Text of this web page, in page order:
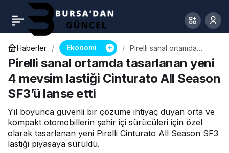
Haberler Ekonomi
Pirelli sanal ortamda
tasarlanan yeni 4 mevsim
lastiği Cinturato All
Season SF3’ü lanse etti
Pirelli sanal ortamda tasarlanan yeni
4 mevsim lastiği Cinturato All Season
SF3’ü lanse etti
Yıl boyunca güvenli bir çözüme ihtiyaç duyan orta ve
kompakt otomobillerin şehir içi sürücüleri için özel
olarak tasarlanan yeni Pirelli Cinturato All Season SF3
lastiği piyasaya sürüldü.